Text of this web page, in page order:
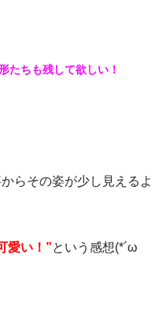
たちも残して欲しい！
らその姿が少し見えるよ
愛い！”という感想(*´ω